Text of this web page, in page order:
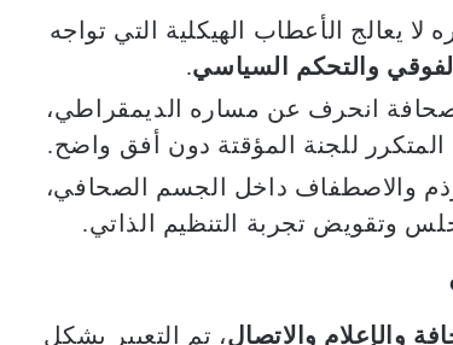
لا يعالج الأعطاب الهيكلية التي تواجه
الفوقي والتحكم السياسي.
انحرف عن مساره الديمقراطي،
المتكرر للجنة المؤقتة دون أفق واضح.
والاصطفاف داخل الجسم الصحافي،
وتقويض تجربة التنظيم الذاتي.
والإعلام والاتصال، تم التعبير بشكل